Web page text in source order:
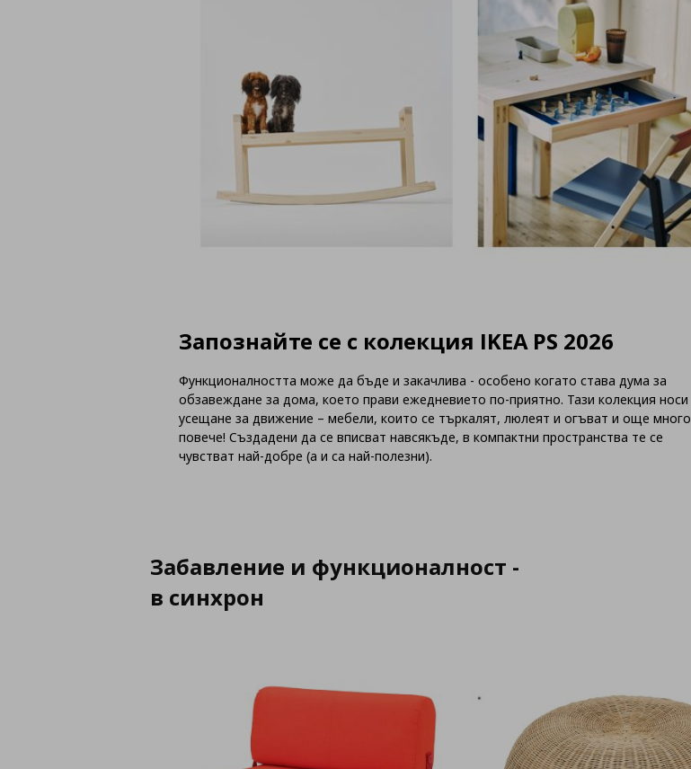
Запознайте се с колекция IKEA PS 2026
Функционалността може да бъде и закачлива - особено когато става дума за
обзавеждане за дома, което прави ежедневието по‑приятно. Тази колекция носи
усещане за движение – мебели, които се търкалят, люлеят и огъват и още много
повече! Създадени да се вписват навсякъде, в компактни пространства те се
чувстват най-добре (а и са най-полезни).
Забавление и функционалност -
в синхрон